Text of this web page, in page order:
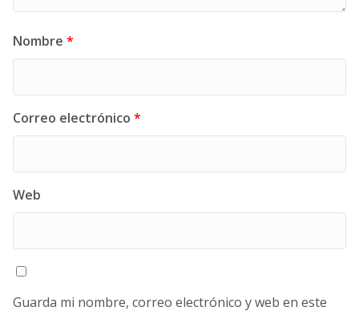
Nombre *
Correo electrónico *
Web
Guarda mi nombre, correo electrónico y web en este